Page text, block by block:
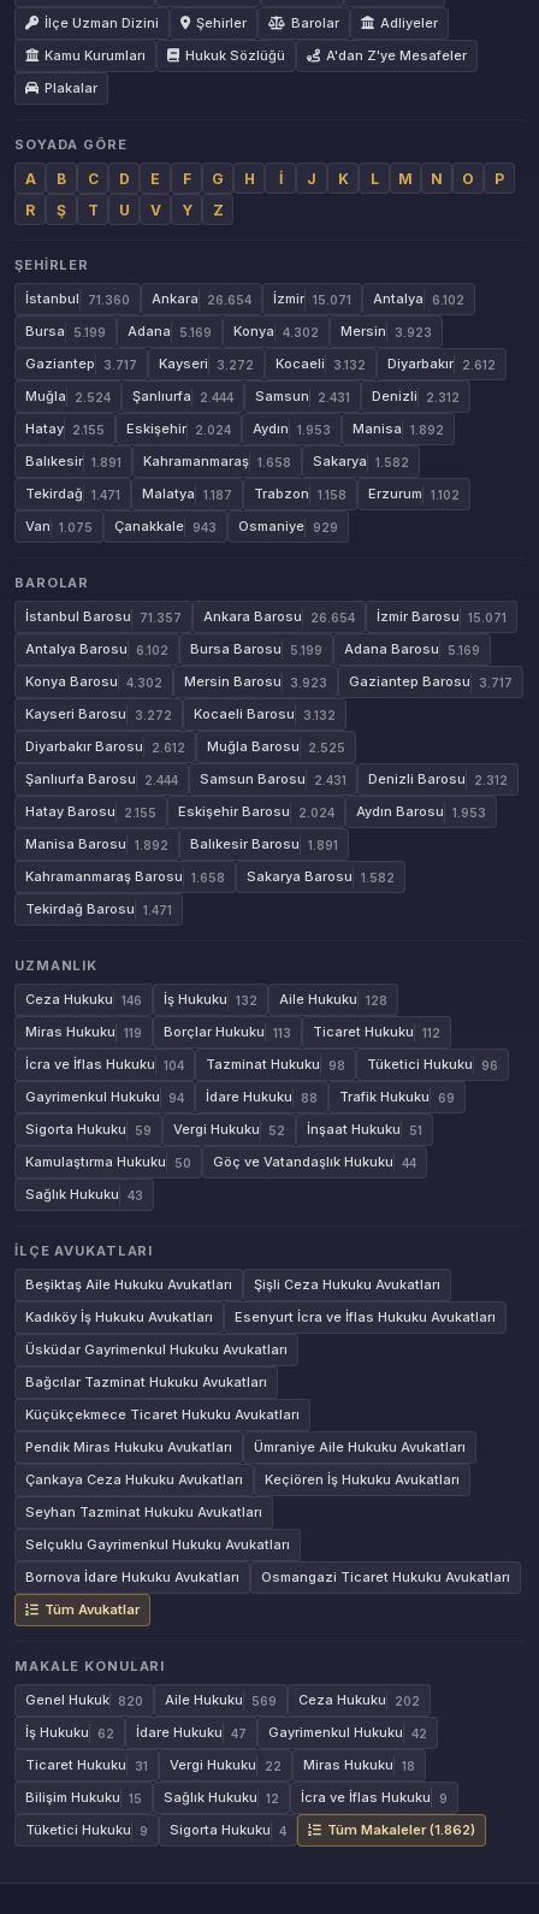
İlçe Uzman Dizini
Şehirler Barolar
Adliyeler
Kamu Kurumları
Hukuk Sözlüğü
A'dan Z'ye Mesafeler
Plakalar
SOYADA GÖRE
A B C D E F G H İ J K L M N O
P
R
Ş T U V Y Z
ŞEHIRLER
İstanbul
71.360 Ankara 26.654 İzmir 15.071 Antalya 6.102
Bursa 5.199 Adana 5.169 Konya 4.302 Mersin 3.923
Gaziantep 3.717 Kayseri 3.272 Kocaeli 3.132 Diyarbakır 2.612
Muğla 2.524 Şanlıurfa 2.444 Samsun 2.431 Denizli 2.312
Hatay 2.155 Eskişehir 2.024 Aydın 1.953 Manisa 1.892
Balıkesir 1.891 Kahramanmaraş 1.658 Sakarya 1.582
Tekirdağ 1.471 Malatya 1.187 Trabzon 1.158 Erzurum 1.102
Van 1.075 Çanakkale 943 Osmaniye 929
BAROLAR
İstanbul Barosu
71.357 Ankara Barosu 26.654 İzmir Barosu 15.071
Antalya Barosu 6.102 Bursa Barosu 5.199 Adana Barosu 5.169
Konya Barosu 4.302 Mersin Barosu 3.923 Gaziantep Barosu 3.717
Kayseri Barosu 3.272 Kocaeli Barosu 3.132
Diyarbakır Barosu 2.612 Muğla Barosu 2.525
Şanlıurfa Barosu 2.444 Samsun Barosu 2.431 Denizli Barosu 2.312
Hatay Barosu 2.155 Eskişehir Barosu 2.024 Aydın Barosu 1.953
Manisa Barosu 1.892 Balıkesir Barosu 1.891
Kahramanmaraş Barosu 1.658 Sakarya Barosu 1.582
Tekirdağ Barosu 1.471
UZMANLIK
Ceza Hukuku
146 İş Hukuku 132 Aile Hukuku 128
Miras Hukuku 119 Borçlar Hukuku 113 Ticaret Hukuku 112
İcra ve İflas Hukuku 104 Tazminat Hukuku 98 Tüketici Hukuku 96
Gayrimenkul Hukuku 94 İdare Hukuku 88 Trafik Hukuku 69
Sigorta Hukuku 59 Vergi Hukuku 52 İnşaat Hukuku 51
Kamulaştırma Hukuku 50 Göç ve Vatandaşlık Hukuku 44
Sağlık Hukuku 43
İLÇE AVUKATLARI
Beşiktaş Aile Hukuku Avukatları
Şişli Ceza Hukuku Avukatları
Kadıköy İş Hukuku Avukatları
Esenyurt İcra ve İflas Hukuku Avukatları
Üsküdar Gayrimenkul Hukuku Avukatları
Bağcılar Tazminat Hukuku Avukatları
Küçükçekmece Ticaret Hukuku Avukatları
Pendik Miras Hukuku Avukatları
Ümraniye Aile Hukuku Avukatları
Çankaya Ceza Hukuku Avukatları
Keçiören İş Hukuku Avukatları
Seyhan Tazminat Hukuku Avukatları
Selçuklu Gayrimenkul Hukuku Avukatları
Bornova İdare Hukuku Avukatları
Osmangazi Ticaret Hukuku Avukatları
Tüm Avukatlar
MAKALE KONULARI
Genel Hukuk
820 Aile Hukuku 569 Ceza Hukuku 202
İş Hukuku 62 İdare Hukuku 47 Gayrimenkul Hukuku 42
Ticaret Hukuku 31 Vergi Hukuku 22 Miras Hukuku 18
Bilişim Hukuku 15 Sağlık Hukuku 12 İcra ve İflas Hukuku 9
Tüketici Hukuku 9 Sigorta Hukuku 4 Tüm Makaleler (1.862)